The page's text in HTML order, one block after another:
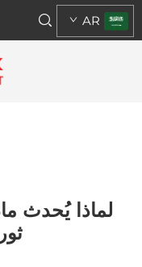
AR
لماذا يُحدث